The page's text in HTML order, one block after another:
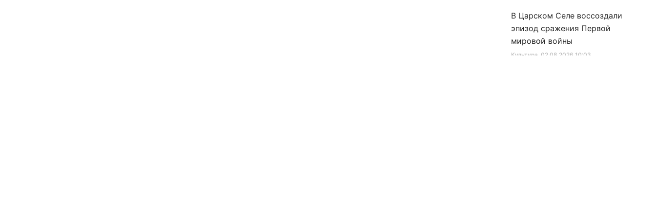
Культура , 02.08.2026 10:03
В Царском Селе воссоздали
эпизод сражения Первой
мировой войны